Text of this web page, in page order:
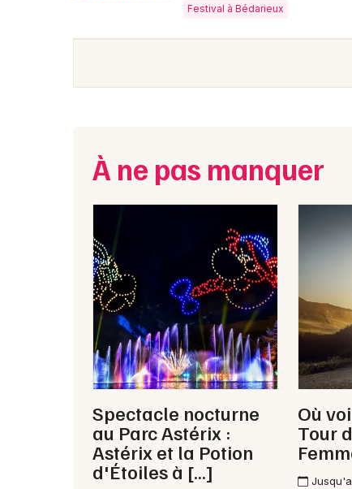
Festival à Bédarieux
À ne pas manquer
Spectacle nocturne
au Parc Astérix :
Astérix et la Potion
d'Étoiles à […]
Où
Tour